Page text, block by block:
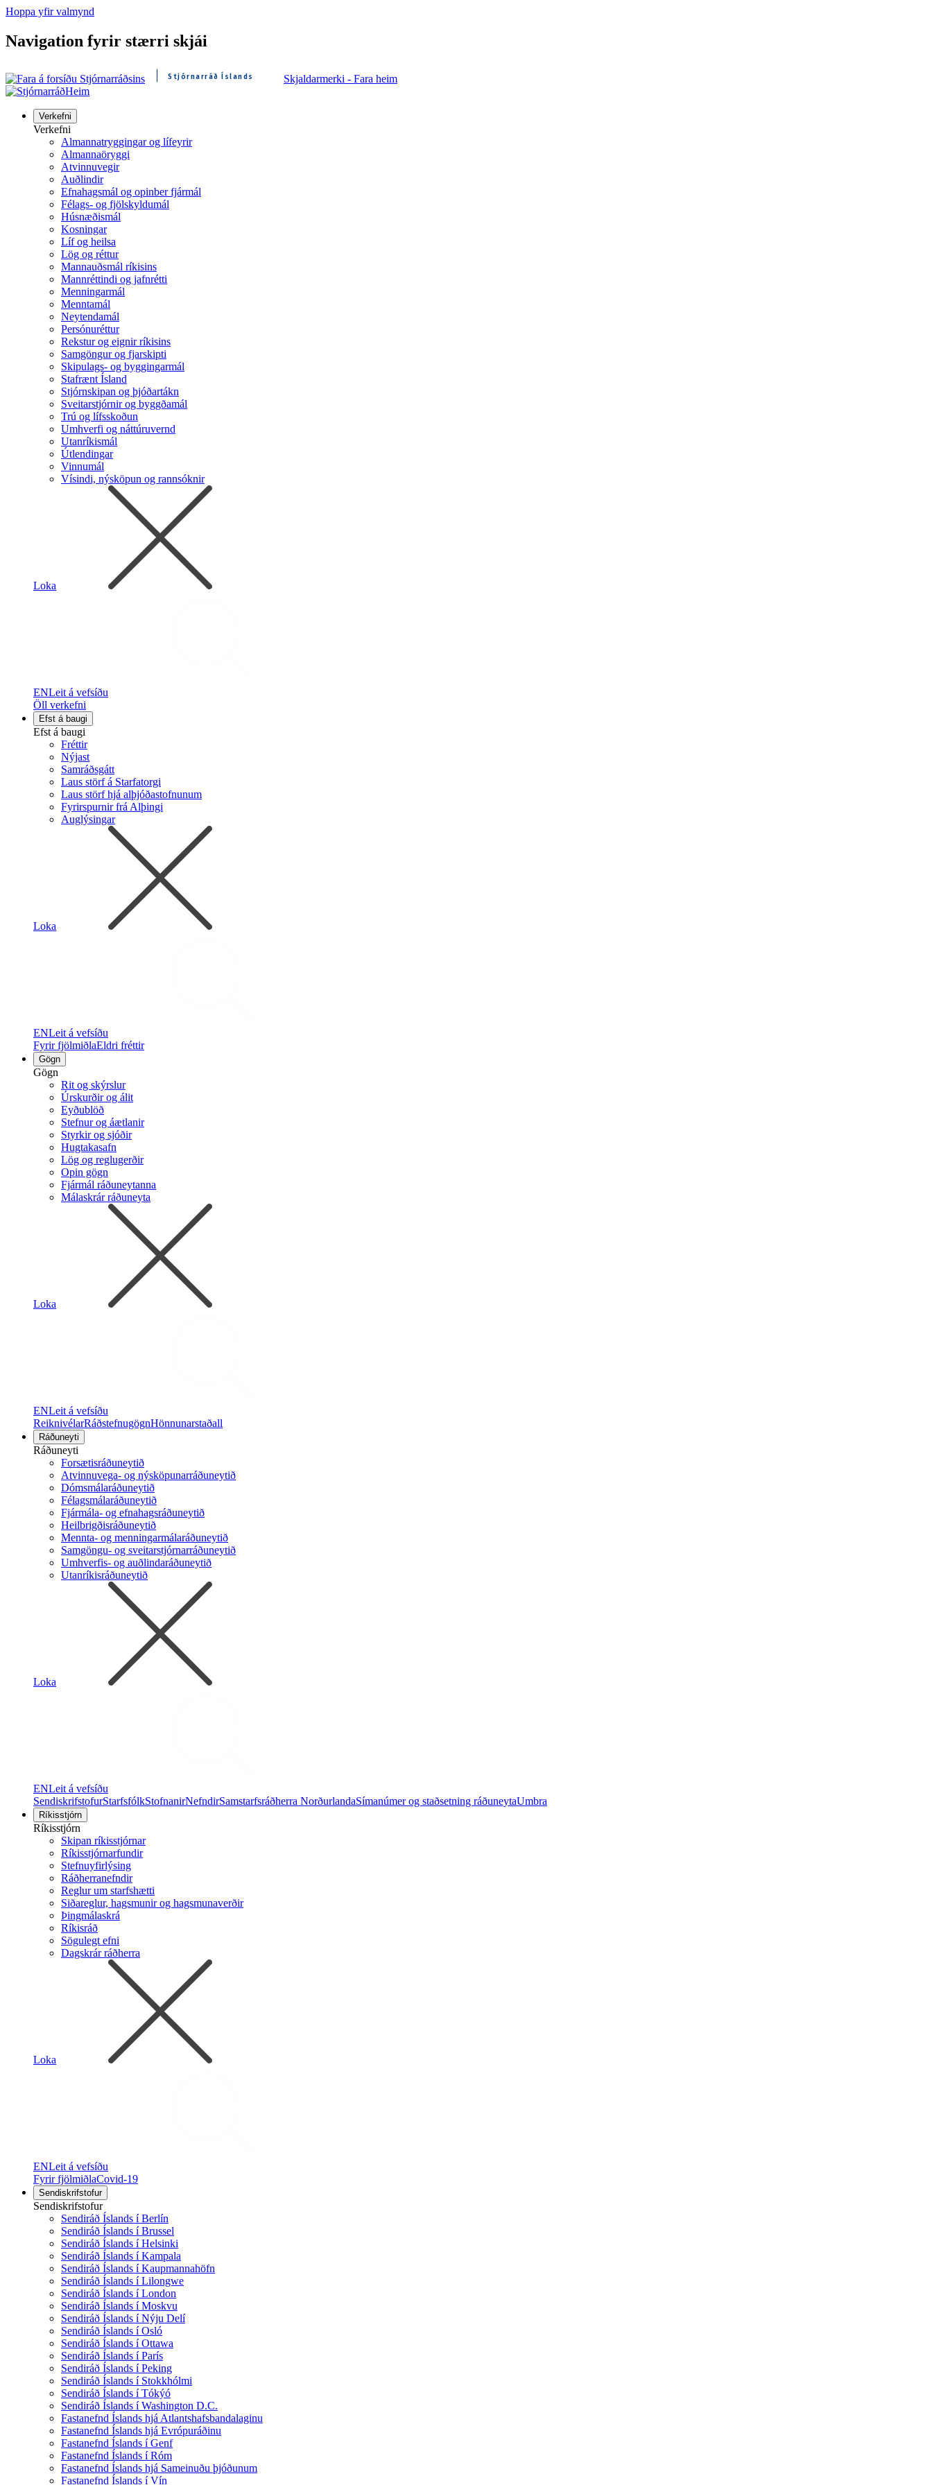
Hoppa yfir valmynd
Navigation fyrir stærri skjái
Stjórnarráð Íslands
Skjaldarmerki - Fara heim
Heim
Verkefni
Verkefni
Almannatryggingar og lífeyrir
Almannaöryggi
Atvinnuvegir
Auðlindir
Efnahagsmál og opinber fjármál
Félags- og fjölskyldumál
Húsnæðismál
Kosningar
Líf og heilsa
Lög og réttur
Mannauðsmál ríkisins
Mannréttindi og jafnrétti
Menningarmál
Menntamál
Neytendamál
Persónuréttur
Rekstur og eignir ríkisins
Samgöngur og fjarskipti
Skipulags- og byggingarmál
Stafrænt Ísland
Stjórnskipan og þjóðartákn
Sveitarstjórnir og byggðamál
Trú og lífsskoðun
Umhverfi og náttúruvernd
Utanríkismál
Útlendingar
Vinnumál
Vísindi, nýsköpun og rannsóknir
Loka
ENLeit á vefsíðu
Öll verkefni
Efst á baugi
Efst á baugi
Fréttir
Nýjast
Samráðsgátt
Laus störf á Starfatorgi
Laus störf hjá alþjóðastofnunum
Fyrirspurnir frá Alþingi
Auglýsingar
Loka
ENLeit á vefsíðu
Fyrir fjölmiðlaEldri fréttir
Gögn
Gögn
Rit og skýrslur
Úrskurðir og álit
Eyðublöð
Stefnur og áætlanir
Styrkir og sjóðir
Hugtakasafn
Lög og reglugerðir
Opin gögn
Fjármál ráðuneytanna
Málaskrár ráðuneyta
Loka
ENLeit á vefsíðu
ReiknivélarRáðstefnugögnHönnunarstaðall
Ráðuneyti
Ráðuneyti
Forsætisráðuneytið
Atvinnuvega- og nýsköpunarráðuneytið
Dómsmálaráðuneytið
Félagsmálaráðuneytið
Fjármála- og efnahagsráðuneytið
Heilbrigðisráðuneytið
Mennta- og menningarmálaráðuneytið
Samgöngu- og sveitarstjórnarráðuneytið
Umhverfis- og auðlindaráðuneytið
Utanríkisráðuneytið
Loka
ENLeit á vefsíðu
SendiskrifstofurStarfsfólkStofnanirNefndirSamstarfsráðherra NorðurlandaSímanúmer og staðsetning ráðuneytaUmbra
Ríkisstjórn
Ríkisstjórn
Skipan ríkisstjórnar
Ríkisstjórnarfundir
Stefnuyfirlýsing
Ráðherranefndir
Reglur um starfshætti
Siðareglur, hagsmunir og hagsmunaverðir
Þingmálaskrá
Ríkisráð
Sögulegt efni
Dagskrár ráðherra
Loka
ENLeit á vefsíðu
Fyrir fjölmiðlaCovid-19
Sendiskrifstofur
Sendiskrifstofur
Sendiráð Íslands í Berlín
Sendiráð Íslands í Brussel
Sendiráð Íslands í Helsinki
Sendiráð Íslands í Kampala
Sendiráð Íslands í Kaupmannahöfn
Sendiráð Íslands í Lilongwe
Sendiráð Íslands í London
Sendiráð Íslands í Moskvu
Sendiráð Íslands í Nýju Delí
Sendiráð Íslands í Osló
Sendiráð Íslands í Ottawa
Sendiráð Íslands í París
Sendiráð Íslands í Peking
Sendiráð Íslands í Stokkhólmi
Sendiráð Íslands í Tókýó
Sendiráð Íslands í Washington D.C.
Fastanefnd Íslands hjá Atlantshafsbandalaginu
Fastanefnd Íslands hjá Evrópuráðinu
Fastanefnd Íslands í Genf
Fastanefnd Íslands í Róm
Fastanefnd Íslands hjá Sameinuðu þjóðunum
Fastanefnd Íslands í Vín